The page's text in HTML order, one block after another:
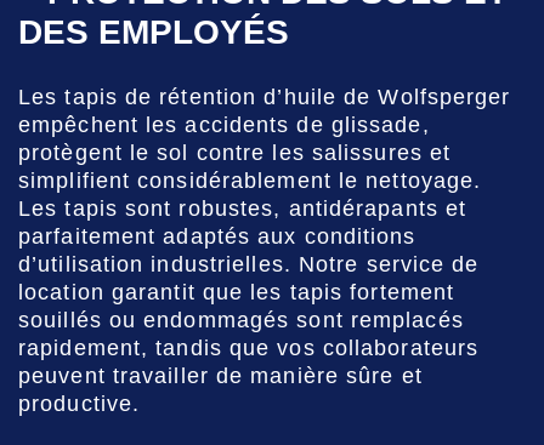
DES EMPLOYÉS
Les tapis de rétention d’huile de Wolfsperger
empêchent les accidents de glissade,
protègent le sol contre les salissures et
simplifient considérablement le nettoyage.
Les tapis sont robustes, antidérapants et
parfaitement adaptés aux conditions
d’utilisation industrielles. Notre service de
location garantit que les tapis fortement
souillés ou endommagés sont remplacés
rapidement, tandis que vos collaborateurs
peuvent travailler de manière sûre et
productive.